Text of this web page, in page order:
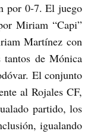
por 0-7. El juego
Miriam “Capi”
Martínez con
de Mónica
El conjunto
al Rojales CF,
partido, los
igualando